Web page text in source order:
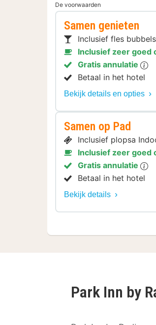
De voorwaarden
Samen genieten
Inclusief fles
Inclusief zeer goed
Gratis annulatie
Betaal in het hotel
Bekijk details en opties
Samen op Pad
Inclusief plopsa
Inclusief zeer goed
Gratis annulatie
Betaal in het hotel
Bekijk details
Park Inn by